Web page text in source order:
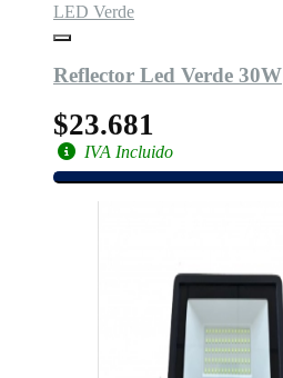
LED Verde
Reflector Led Verde 30W
$23.681
IVA Incluido